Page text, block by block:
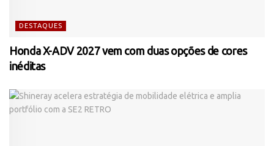
DESTAQUES
Honda X-ADV 2027 vem com duas opções de cores
inéditas